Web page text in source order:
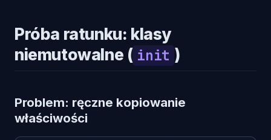
Próba ratunku: klasy
niemutowalne ( init )
Problem: ręczne kopiowanie
właściwości